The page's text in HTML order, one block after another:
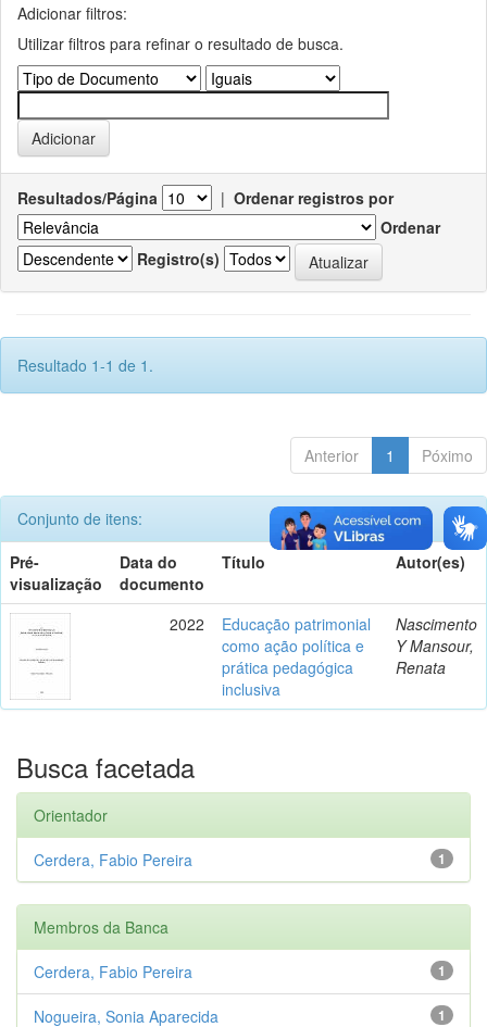
Adicionar filtros:
Utilizar filtros para refinar o resultado de busca.
Resultados/Página | Ordenar registros por
Ordenar
Registro(s)
Resultado 1-1 de 1.
Anterior 1 Póximo
Conjunto de itens:
Pré-
visualização
Data do
documento
Título Autor(es)
2022
Educação patrimonial
como ação política e
prática pedagógica
inclusiva
Nascimento
Y Mansour,
Renata
Busca facetada
Orientador
1
Cerdera, Fabio Pereira
Membros da Banca
1
Cerdera, Fabio Pereira
1
Nogueira, Sonia Aparecida